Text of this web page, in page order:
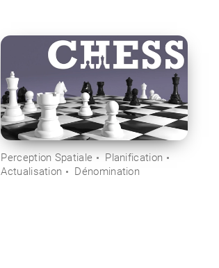
Perception Spatiale
Planification
Actualisation
Dénomination